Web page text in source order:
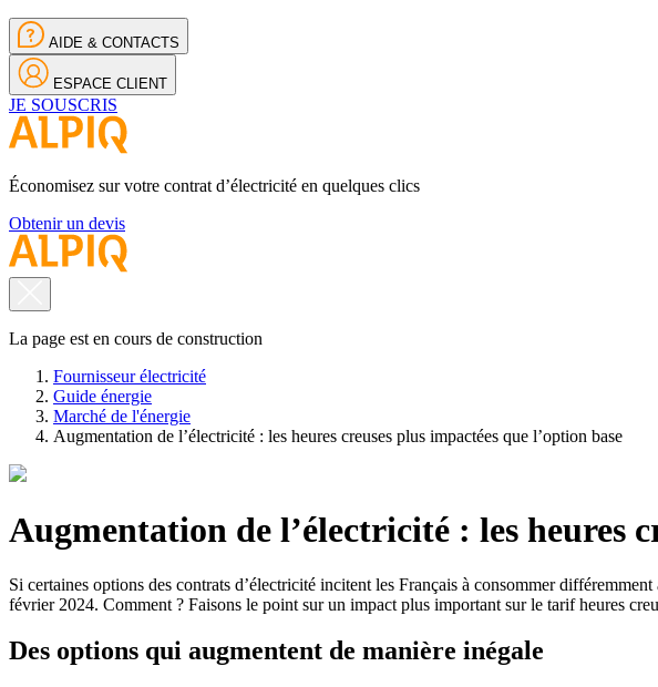
AIDE & CONTACTS
ESPACE CLIENT
JE SOUSCRIS
Économisez sur votre contrat d’électricité en quelques clics
Obtenir un devis
La page est en cours de construction
Fournisseur électricité
Guide énergie
Marché de l'énergie
Augmentation de l’électricité : les heures creuses plus impactées que l’option base
Augmentation de l’électricité : les heures
Si certaines options des contrats d’électricité incitent les Français à consommer
février 2024. Comment ? Faisons le point sur un impact plus important sur le tarif heures
Des options qui augmentent de manière inégale